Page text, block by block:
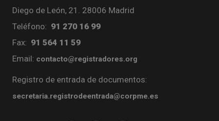
Diego de León, 21. 28006 Madrid
Teléfono: 91 270 16 99
Fax: 91 564 11 59
Email: contacto@registradores.org
Registro de entrada de documentos:
secretaria.registrodeentrada@corpme.es